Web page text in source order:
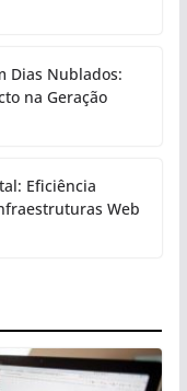
Dias Nublados:
na Geração
Eficiência
Web